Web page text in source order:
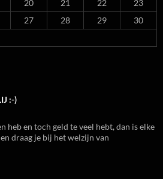
20 21 22
23
27 28 29
30
:-)
heb en toch geld te veel hebt, dan is elke
draag je bij het welzijn van